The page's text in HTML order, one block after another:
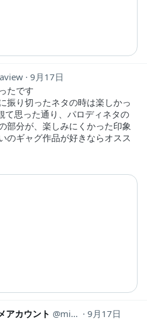
9月17日
たです
振り切ったネタの時は楽しかっ
て思った通り、パロディネタの
部分が、楽しみにくかった印象
のギャグ作品が好きならオスス
アカウント mikianimeaka
9月17日